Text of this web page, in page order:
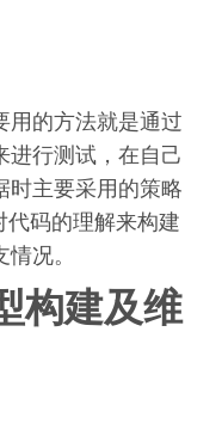
用的方法就是通过
进行测试，在自己
时主要采用的策略
代码的理解来构建
况。
构建及维